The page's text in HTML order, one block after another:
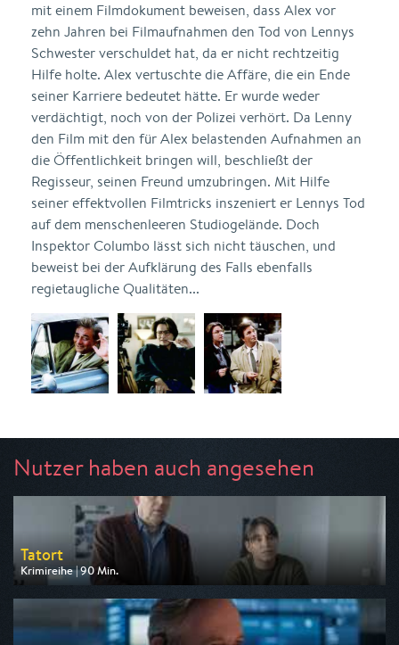
mit einem Filmdokument beweisen, dass Alex vor
zehn Jahren bei Filmaufnahmen den Tod von Lennys
Schwester verschuldet hat, da er nicht rechtzeitig
Hilfe holte. Alex vertuschte die Affäre, die ein Ende
seiner Karriere bedeutet hätte. Er wurde weder
verdächtigt, noch von der Polizei verhört. Da Lenny
den Film mit den für Alex belastenden Aufnahmen an
die Öffentlichkeit bringen will, beschließt der
Regisseur, seinen Freund umzubringen. Mit Hilfe
seiner effektvollen Filmtricks inszeniert er Lennys Tod
auf dem menschenleeren Studiogelände. Doch
Inspektor Columbo lässt sich nicht täuschen, und
beweist bei der Aufklärung des Falls ebenfalls
regietaugliche Qualitäten...
Nutzer haben auch angesehen
Tatort
Krimireihe | 90 Min.
Ausgestrahlt von ARD
am 09.08.2026, 20:15